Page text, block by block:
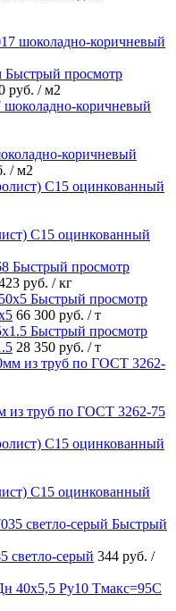
шоколадно-коричневый
Быстрый просмотр
руб. / м2
коричневый
/ м2
С15 оцинкованный
Быстрый просмотр
руб. / кг
Быстрый просмотр
66 300 руб. / т
Быстрый просмотр
28 350 руб. / т
из труб по ГОСТ 3262-75
С15 оцинкованный
Быстрый
светло-серый 344 руб. /